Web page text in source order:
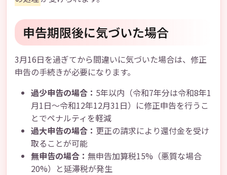
申告期限後に気づいた場合
3月16日を過ぎてから間違いに気づいた場合は、修正
申告の手続きが必要になります。
過少申告の場合： 5年以内（令和7年分は令和8年1
月1日～令和12年12月31日）に修正申告を行うこ
とでペナルティを軽減
過大申告の場合： 更正の請求により還付金を受け
取ることが可能
無申告の場合： 無申告加算税15%（悪質な場合
20%）と延滞税が発生